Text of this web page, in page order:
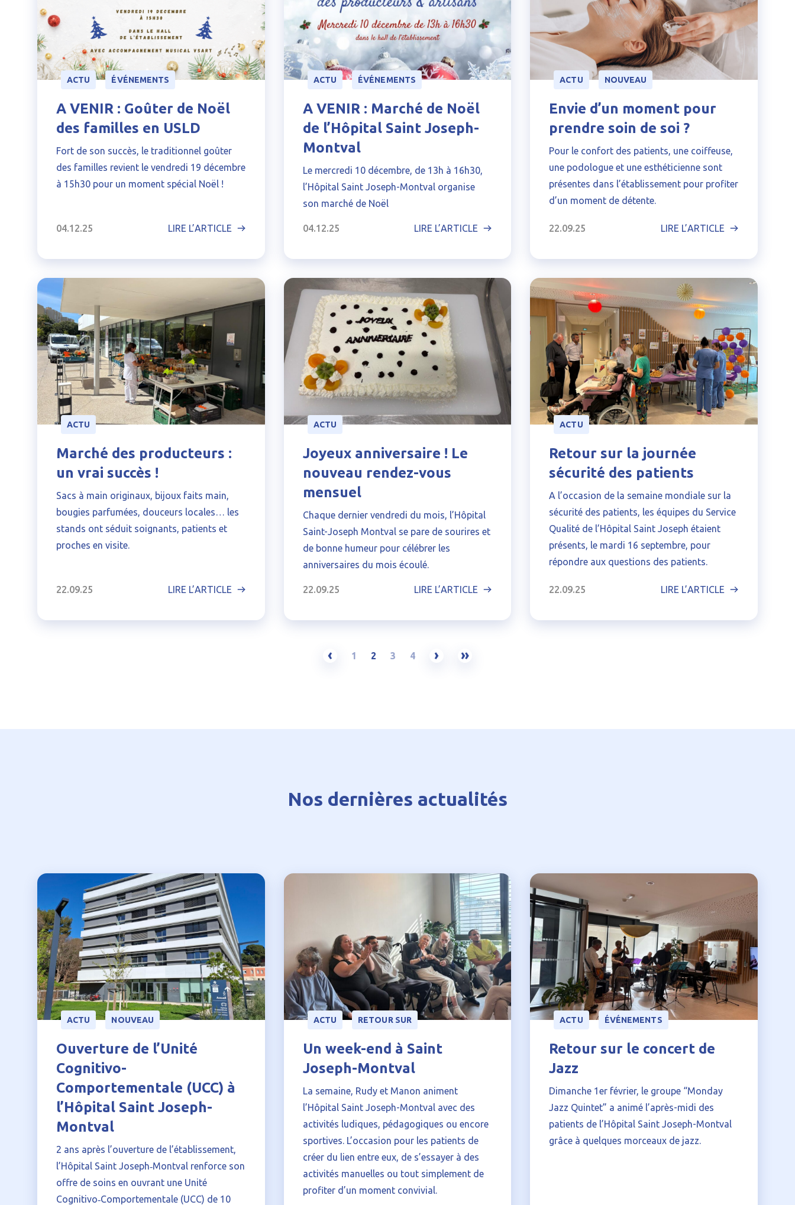
ACTU ÉVÉNEMENTS
A VENIR : Goûter de Noël
des familles en USLD
Fort de son succès, le traditionnel goûter
des familles revient le vendredi 19 décembre
à 15h30 pour un moment spécial Noël !
04.12.25 LIRE L’ARTICLE
ACTU ÉVÉNEMENTS
A VENIR : Marché de Noël
de l’Hôpital Saint Joseph-
Montval
Le mercredi 10 décembre, de 13h à 16h30,
l’Hôpital Saint Joseph-Montval organise
son marché de Noël
04.12.25 LIRE L’ARTICLE
ACTU NOUVEAU
Envie d’un moment pour
prendre soin de soi ?
Pour le confort des patients, une coiffeuse,
une podologue et une esthéticienne sont
présentes dans l’établissement pour profiter
d’un moment de détente.
22.09.25 LIRE L’ARTICLE
ACTU
Marché des producteurs :
un vrai succès !
Sacs à main originaux, bijoux faits main,
bougies parfumées, douceurs locales… les
stands ont séduit soignants, patients et
proches en visite.
22.09.25 LIRE L’ARTICLE
ACTU
Joyeux anniversaire ! Le
nouveau rendez-vous
mensuel
Chaque dernier vendredi du mois, l’Hôpital
Saint-Joseph Montval se pare de sourires et
de bonne humeur pour célébrer les
anniversaires du mois écoulé.
22.09.25 LIRE L’ARTICLE
ACTU
Retour sur la journée
sécurité des patients
A l’occasion de la semaine mondiale sur la
sécurité des patients, les équipes du Service
Qualité de l’Hôpital Saint Joseph étaient
présents, le mardi 16 septembre, pour
répondre aux questions des patients.
22.09.25 LIRE L’ARTICLE
‹ 1 2 3 4 › »
Nos dernières actualités
ACTU NOUVEAU
Ouverture de l’Unité
Cognitivo-
Comportementale (UCC) à
l’Hôpital Saint Joseph-
Montval
2 ans après l’ouverture de l’établissement,
l’Hôpital Saint Joseph‑Montval renforce son
offre de soins en ouvrant une Unité
Cognitivo‑Comportementale (UCC) de 10
ACTU RETOUR SUR
Un week-end à Saint
Joseph-Montval
La semaine, Rudy et Manon animent
l’Hôpital Saint Joseph-Montval avec des
activités ludiques, pédagogiques ou encore
sportives. L’occasion pour les patients de
créer du lien entre eux, de s’essayer à des
activités manuelles ou tout simplement de
profiter d’un moment convivial.
ACTU ÉVÉNEMENTS
Retour sur le concert de
Jazz
Dimanche 1er février, le groupe “Monday
Jazz Quintet” a animé l’après-midi des
patients de l’Hôpital Saint Joseph-Montval
grâce à quelques morceaux de jazz.